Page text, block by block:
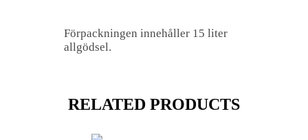
Förpackningen innehåller 15 liter
allgödsel.
RELATED PRODUCTS